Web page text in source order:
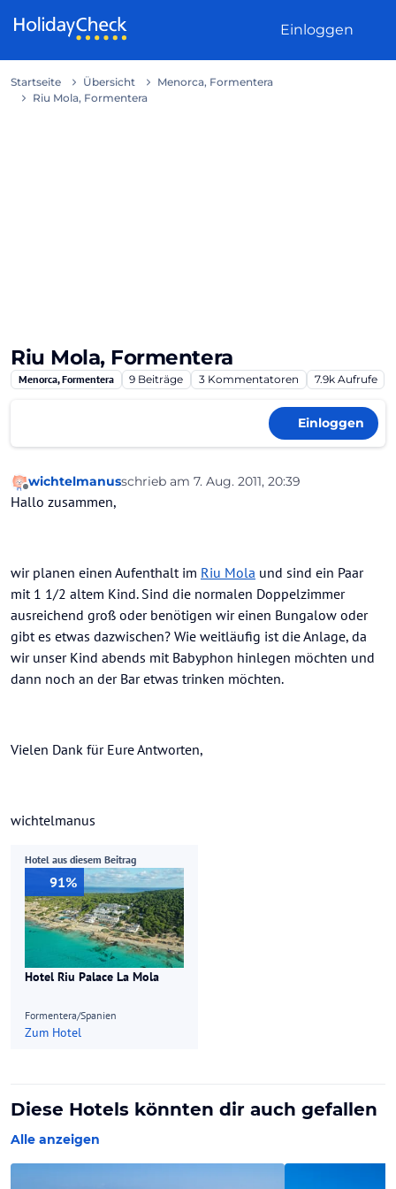
Einloggen
Startseite Übersicht
Menorca, Formentera
Riu Mola, Formentera
Riu Mola, Formentera
Menorca, Formentera 9 Beiträge 3 Kommentatoren 7.9k Aufrufe
Einloggen
Offline
wichtelmanusschrieb am 7. Aug. 2011, 20:39
zuletzt editiert von
Hallo zusammen,
wir planen einen Aufenthalt im Riu Mola und sind ein Paar
mit 1 1/2 altem Kind. Sind die normalen Doppelzimmer
ausreichend groß oder benötigen wir einen Bungalow oder
gibt es etwas dazwischen? Wie weitläufig ist die Anlage, da
wir unser Kind abends mit Babyphon hinlegen möchten und
dann noch an der Bar etwas trinken möchten.
Vielen Dank für Eure Antworten,
wichtelmanus
Hotel aus diesem Beitrag
91%
Hotel Riu Palace La Mola
Formentera/Spanien
Zum Hotel